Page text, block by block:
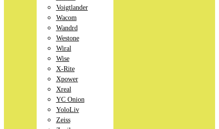
Voigtlander
Wacom
Wandrd
Westone
Wiral
Wise
X-Rite
Xpower
Xreal
YC Onion
YoloLiv
Zeiss